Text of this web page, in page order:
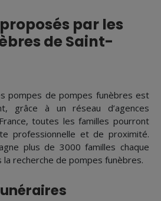
par les
de Saint-
pompes de pompes funèbres est
grâce à un réseau d’agences
toutes les familles pourront
professionnelle et de proximité.
plus de 3000 familles chaque
la recherche de pompes funèbres.